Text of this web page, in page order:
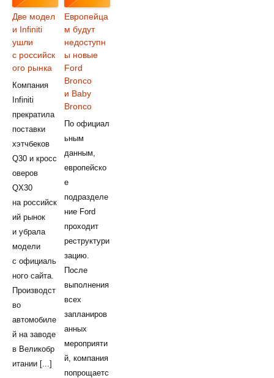
Две модел
и Infiniti
ушли
с российск
ого рынка
Компания
Infiniti
прекратила
поставки
хэтчбеков
Q30 и кросс
оверов
QX30
на российск
ий рынок
и убрала
модели
с официаль
ного сайта.
Производст
во
автомобиле
й на заводе
в Великобр
итании [...]
Европейца
м будут
недоступн
ы новые
Ford
Bronco
и Baby
Bronco
По официал
ьным
данным,
европейско
е
подразделе
ние Ford
проходит
реструктури
зацию.
После
выполнения
всех
запланиров
анных
мероприяти
й, компания
попрощаетс